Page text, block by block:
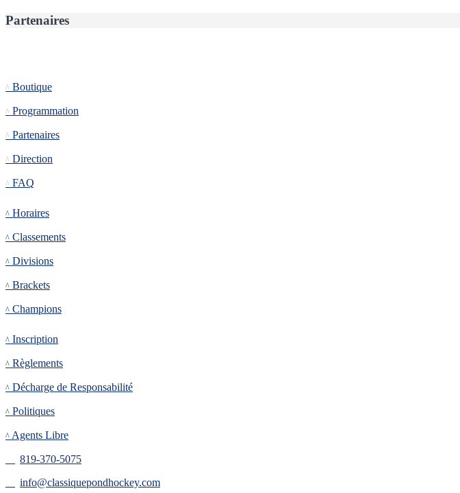
Partenaires
Boutique
Programmation
Partenaires
Direction
FAQ
Horaires
Classements
Divisions
Brackets
Champions
Inscription
Règlements
Décharge de Responsabilité
Politiques
Agents Libre
819-370-5075
info@classiquepondhockey.com